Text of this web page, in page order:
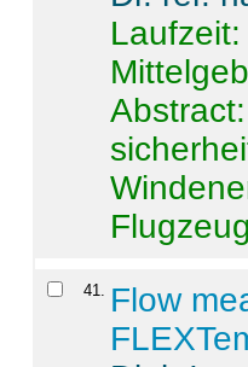
Abstract:
41. Flow